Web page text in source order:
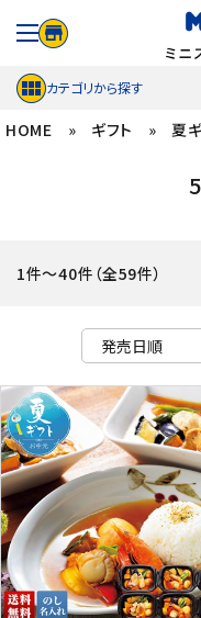
カテゴリから探す
ACCOUNT MENU
セール商品
カテゴリから探す
スイーツ
お菓子
飲料
酒類
HOME » ギフト » 夏
1件～40件（全59件）
発売日順
商品名
新着順
発売日順
価格が安い
価格が高い
お気に入り登録